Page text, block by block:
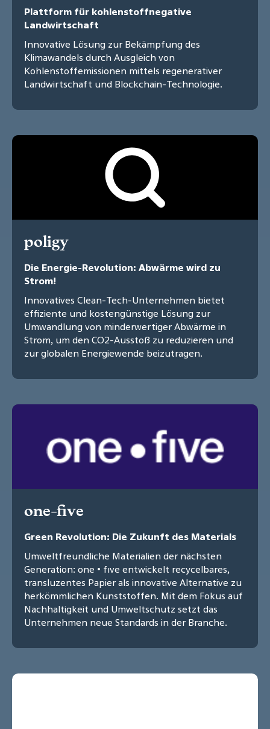
Plattform für kohlenstoffnegative
Landwirtschaft
Innovative Lösung zur Bekämpfung des
Klimawandels durch Ausgleich von
Kohlenstoffemissionen mittels regenerativer
Landwirtschaft und Blockchain-Technologie.
poligy
Die Energie-Revolution: Abwärme wird zu
Strom!
Innovatives Clean-Tech-Unternehmen bietet
effiziente und kostengünstige Lösung zur
Umwandlung von minderwertiger Abwärme in
Strom, um den CO2-Ausstoß zu reduzieren und
zur globalen Energiewende beizutragen.
one-five
Green Revolution: Die Zukunft des Materials
Umweltfreundliche Materialien der nächsten
Generation: one • fıve entwickelt recycelbares,
transluzentes Papier als innovative Alternative zu
herkömmlichen Kunststoffen. Mit dem Fokus auf
Nachhaltigkeit und Umweltschutz setzt das
Unternehmen neue Standards in der Branche.